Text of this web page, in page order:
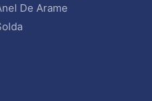
De Arame